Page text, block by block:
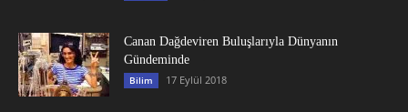
Canan Dağdeviren Buluşlarıyla Dünyanın
Gündeminde
Bilim 17 Eylül 2018